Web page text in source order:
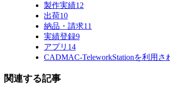
製作実績12
出荷10
納品・請求11
実績登録9
アプリ 14
CADMAC-TeleworkStationを利用さ
関連する記事